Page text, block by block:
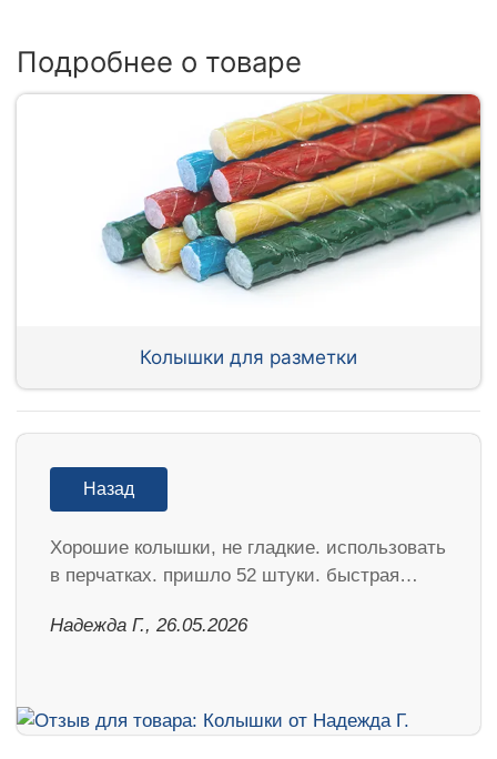
Подробнее о товаре
Колышки для разметки
Назад
Хорошие колышки, не гладкие. использовать
в перчатках. пришло 52 штуки. быстрая…
Надежда Г., 26.05.2026